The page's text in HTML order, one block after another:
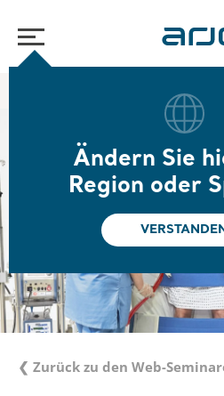
Ändern Sie
Region oder
VERSTANDEN
Web-Seminare und E-
❮ Zurück zu den Web-